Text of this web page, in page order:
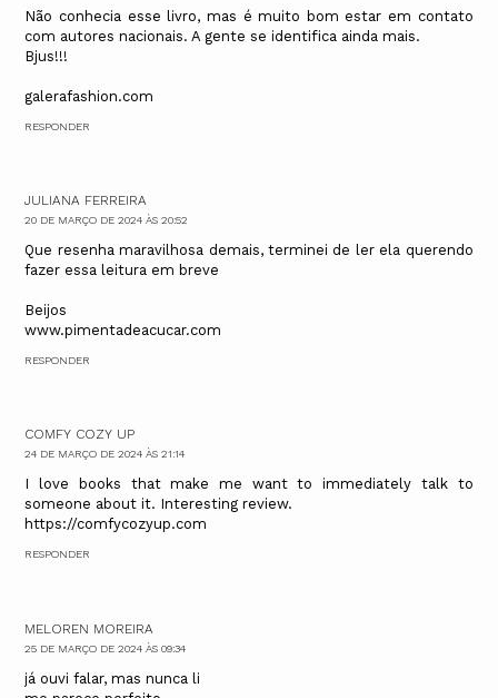
Não conhecia esse livro, mas é muito bom estar em contato
com autores nacionais. A gente se identifica ainda mais.
Bjus!!!
galerafashion.com
RESPONDER
JULIANA FERREIRA
20 DE MARÇO DE 2024 ÀS 20:52
Que resenha maravilhosa demais, terminei de ler ela querendo
fazer essa leitura em breve
Beijos
www.pimentadeacucar.com
RESPONDER
COMFY COZY UP
24 DE MARÇO DE 2024 ÀS 21:14
I love books that make me want to immediately talk to
someone about it. Interesting review.
https://comfycozyup.com
RESPONDER
MELOREN MOREIRA
25 DE MARÇO DE 2024 ÀS 09:34
já ouvi falar, mas nunca li